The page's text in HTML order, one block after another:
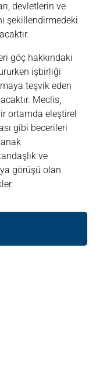
devletlerin ve
şekillendirmedeki
göç hakkındaki
işbirliği
teşvik eden
Meclis,
ortamda eleştirel
gibi becerileri
ve
görüşü olan